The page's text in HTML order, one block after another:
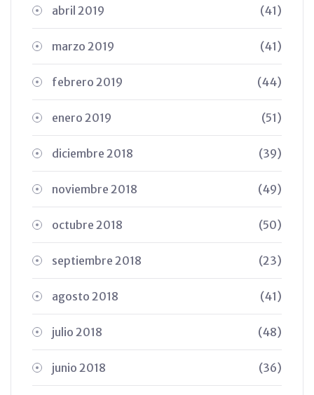
abril 2019 (41)
marzo 2019 (41)
febrero 2019 (44)
enero 2019 (51)
diciembre 2018 (39)
noviembre 2018 (49)
octubre 2018 (50)
septiembre 2018 (23)
agosto 2018 (41)
julio 2018 (48)
junio 2018 (36)